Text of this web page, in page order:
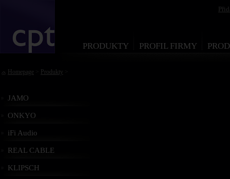
PRODUKTY PROFIL FIRMY
Homepage Produkty
JAMO
ONKYO
iFi Audio
REAL CABLE
KLIPSCH